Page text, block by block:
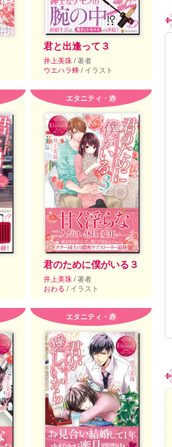
君と出逢って３
井上美珠 / 著者
ウエハラ蜂 / イラスト
エタニティ・赤
君のために僕がいる３
井上美珠 / 著者
おわる / イラスト
エタニティ・赤